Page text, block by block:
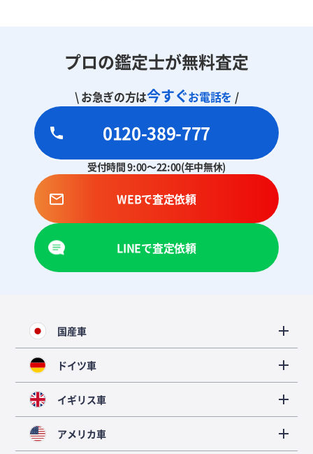
プロの鑑定士が無料査定
\ お急ぎの方は今すぐお電話を /
0120-389-777
受付時間 9:00～22:00(年中無休)
WEBで査定依頼
LINEで査定依頼
国産車
ドイツ車
イギリス車
アメリカ車